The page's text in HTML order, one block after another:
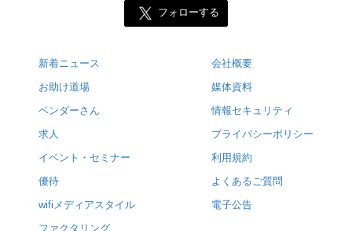
フォローする
新着ニュース
お助け道場
ベンダーさん
求人
イベント・セミナー
優待
wifiメディアスタイル
ファクタリング
会社概要
媒体資料
情報セキュリティ
プライバシーポリシー
利用規約
よくあるご質問
電子公告